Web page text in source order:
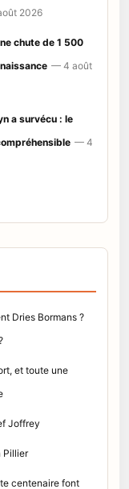
2026
chute de 1 500
— 4 août
a survécu : le
— 4
Dries Bormans ?
et toute une
Joffrey
Pillier
centenaire font